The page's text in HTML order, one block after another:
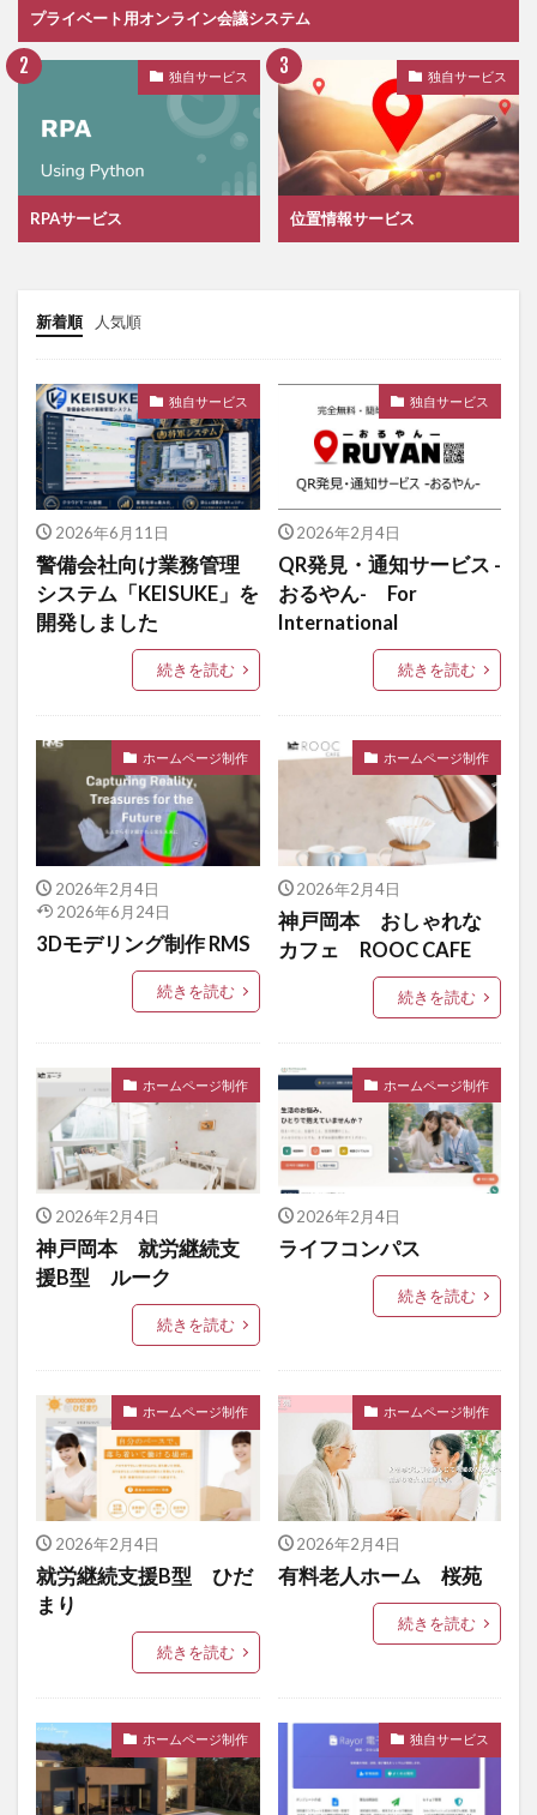
プライベート用オンライン会議システム
独自サービス
RPAサービス
独自サービス
位置情報サービス
新着順 人気順
独自サービス
2026年6月11日
警備会社向け業務管理
システム「KEISUKE」を
開発しました
続きを読む
独自サービス
2026年2月4日
QR発見・通知サービス -
おるやん- For
International
続きを読む
ホームページ制作
2026年2月4日
2026年6月24日
3Dモデリング制作 RMS
続きを読む
ホームページ制作
2026年2月4日
神戸岡本 おしゃれな
カフェ ROOC CAFE
続きを読む
ホームページ制作
2026年2月4日
神戸岡本 就労継続支
援B型 ルーク
続きを読む
ホームページ制作
2026年2月4日
ライフコンパス
続きを読む
ホームページ制作
2026年2月4日
就労継続支援B型 ひだ
まり
続きを読む
ホームページ制作
2026年2月4日
有料老人ホーム 桜苑
続きを読む
ホームページ制作 独自サービス